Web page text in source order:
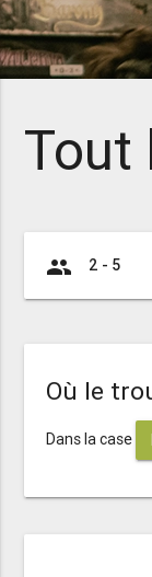
Tout
group 2 - 5
Où le
Dans la case